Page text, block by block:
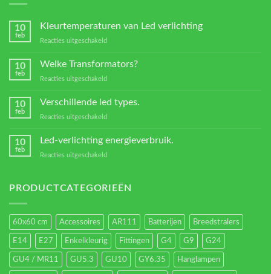
10
feb
Kleurtemperaturen van Led verlichting
Reacties uitgeschakeld
verlichting
10
feb
Welke Transformators?
Reacties uitgeschakeld
Transformators?
10
feb
Verschillende led types.
Reacties uitgeschakeld
10
feb
Led-verlichting energieverbruik.
Reacties uitgeschakeld
energieverbruik.
PRODUCTCATEGORIEËN
60x60 cm Accessoires AR111 Batterijen Breedstralers
E14 E27 Enkelkleurig Fittingen G4 G9 G24
GU4 / MR11 GU5.3 GU10 GY6.35 Hanglampen